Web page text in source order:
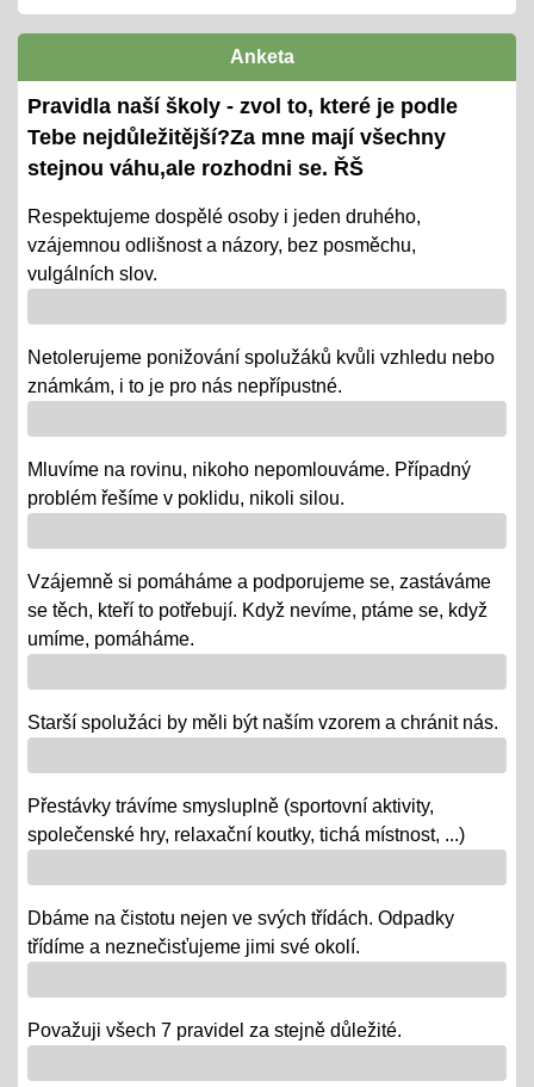
výstupů ŠVP pro 2. pololetí
Ověřování výstupů vzd. k 1. pololetí
08.01.2024
- tradiční KP a TP od 8. 1. do 22. 1.
- termíny oznámeny na KOMENS
- DRŽÍME PĚSTI
Vánoce - tradiční projektová výuka
01.12.2018
- po celý ADVENT využijeme projektovou výuku v
letos bez JARMARKU, ale s vrstevnickou výukou ve
VV = "MALÍ UČÍ VELKÉ"
08.10.2018
- vědomostní a výtvarné soutěže
- školní rozhlasové vysílání
Výlety tříd, exkurze
12.06.2018
- od 18. 6. se "chystají" třídy za novými poznatky a
"Maturity" - IX.
06.06.2018
- 6. a 7. 6. = volná témata v prezentacích a "ústní" /
volba otázky - závěrečné zkoušky IX.
Anketa
Pravidla naší školy - zvol to, které je podle
Tebe nejdůležitější?Za mne mají všechny
stejnou váhu,ale rozhodni se. ŘŠ
Respektujeme dospělé osoby i jeden druhého,
vzájemnou odlišnost a názory, bez posměchu,
vulgálních slov.
Netolerujeme ponižování spolužáků kvůli vzhledu nebo
známkám, i to je pro nás nepřípustné.
Mluvíme na rovinu, nikoho nepomlouváme. Případný
problém řešíme v poklidu, nikoli silou.
Vzájemně si pomáháme a podporujeme se, zastáváme
se těch, kteří to potřebují. Když nevíme, ptáme se, když
umíme, pomáháme.
Starší spolužáci by měli být naším vzorem a chránit nás.
Přestávky trávíme smysluplně (sportovní aktivity,
společenské hry, relaxační koutky, tichá místnost, ...)
Dbáme na čistotu nejen ve svých třídách. Odpadky
třídíme a neznečisťujeme jimi své okolí.
Považuji všech 7 pravidel za stejně důležité.